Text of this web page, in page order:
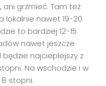
grzmieć. Tam też
lokalnie nawet 19-20
to bardziej 12-15
nawet jeszcze
najcieplejszy z
Na wschodzie i w
stopni.